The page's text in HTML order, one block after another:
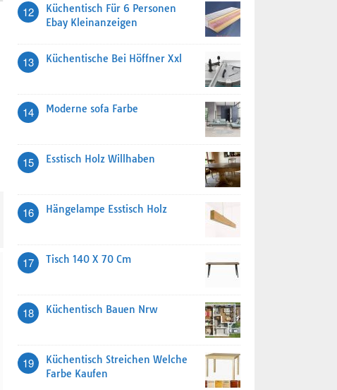
12
Küchentisch Für 6 Personen
Ebay Kleinanzeigen
13 Küchentische Bei Höffner Xxl
14 Moderne sofa Farbe
15 Esstisch Holz Willhaben
16 Hängelampe Esstisch Holz
17 Tisch 140 X 70 Cm
18 Küchentisch Bauen Nrw
19
Küchentisch Streichen Welche
Farbe Kaufen